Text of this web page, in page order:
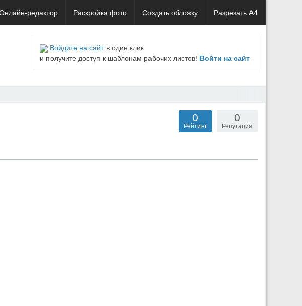
редактор Раскройка фото Создать обложку Разрезать А4
Войдите на сайтв один клик
и получите доступ к шаблонам рабочих листов! Войти на сайт
0
Репутация
0
Рейтинг